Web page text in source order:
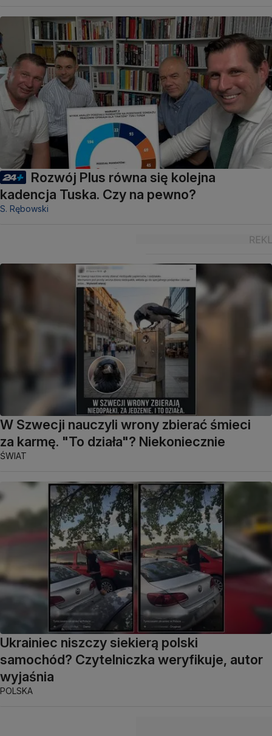
Rozwój Plus równa się kolejna
kadencja Tuska. Czy na pewno?
S. Rębowski
W Szwecji nauczyli wrony zbierać śmieci
za karmę. "To działa"? Niekoniecznie
ŚWIAT
Ukrainiec niszczy siekierą polski
samochód? Czytelniczka weryfikuje, autor
wyjaśnia
POLSKA